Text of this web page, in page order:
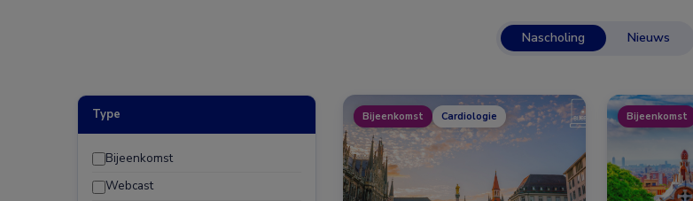
Nascholing Nieuws
Type
Bijeenkomst
Webcast
Bijeenkomst Cardiologie Bijeenkomst